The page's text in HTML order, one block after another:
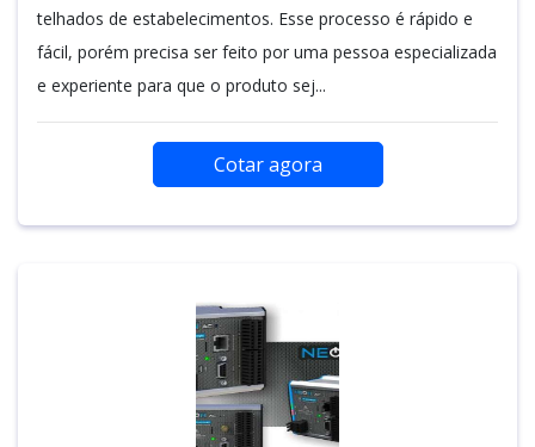
telhados de estabelecimentos. Esse processo é rápido e
fácil, porém precisa ser feito por uma pessoa especializada
e experiente para que o produto sej...
Cotar agora